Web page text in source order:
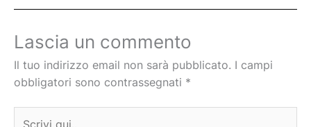
Lascia un commento
Il tuo indirizzo email non sarà pubblicato. I campi
obbligatori sono contrassegnati *